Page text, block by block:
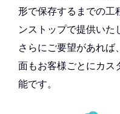
形で保存するまでの工
ンストップで提供いた
さらにご要望があれ
面もお客様ごとにカス
能です。